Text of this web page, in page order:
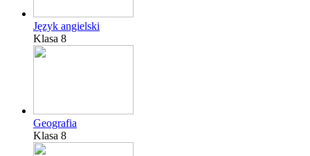
Język angielski
Klasa 8
Geografia
Klasa 8